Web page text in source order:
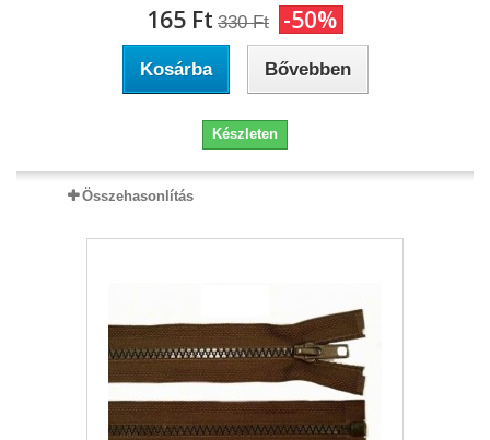
165 Ft‎ 330 Ft‎ -50%
Kosárba Bővebben
Készleten
Összehasonlítás